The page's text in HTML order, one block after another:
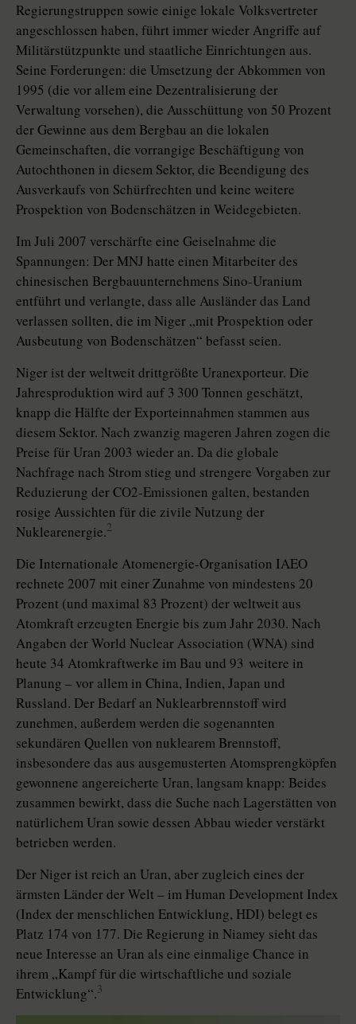
Regierungstruppen sowie einige lokale Volksvertreter
angeschlossen haben, führt immer wieder Angriffe auf
Militärstützpunkte und staatliche Einrichtungen aus.
Seine Forderungen: die Umsetzung der Abkommen von
1995 (die vor allem eine Dezentralisierung der
Verwaltung vorsehen), die Ausschüttung von 50 Prozent
der Gewinne aus dem Bergbau an die lokalen
Gemeinschaften, die vorrangige Beschäftigung von
Autochthonen in diesem Sektor, die Beendigung des
Ausverkaufs von Schürfrechten und keine weitere
Prospektion von Bodenschätzen in Weidegebieten.
Im Juli 2007 verschärfte eine Geiselnahme die
Spannungen: Der MNJ hatte einen Mitarbeiter des
chinesischen Bergbauunternehmens Sino-Uranium
entführt und verlangte, dass alle Ausländer das Land
verlassen sollten, die im Niger „mit Prospektion oder
Ausbeutung von Bodenschätzen“ befasst seien.
Niger ist der weltweit drittgrößte Uranexporteur. Die
Jahresproduktion wird auf 3 300 Tonnen geschätzt,
knapp die Hälfte der Exporteinnahmen stammen aus
diesem Sektor. Nach zwanzig mageren Jahren zogen die
Preise für Uran 2003 wieder an. Da die globale
Nachfrage nach Strom stieg und strengere Vorgaben zur
Reduzierung der CO2-Emissionen galten, bestanden
rosige Aussichten für die zivile Nutzung der
Nuklearenergie.2
Die Internationale Atomenergie-Organisation IAEO
rechnete 2007 mit einer Zunahme von mindestens 20
Prozent (und maximal 83 Prozent) der weltweit aus
Atomkraft erzeugten Energie bis zum Jahr 2030. Nach
Angaben der World Nuclear Association (WNA) sind
heute 34 Atomkraftwerke im Bau und 93 weitere in
Planung – vor allem in China, Indien, Japan und
Russland. Der Bedarf an Nuklearbrennstoff wird
zunehmen, außerdem werden die sogenannten
sekundären Quellen von nuklearem Brennstoff,
insbesondere das aus ausgemusterten Atomsprengköpfen
gewonnene angereicherte Uran, langsam knapp: Beides
zusammen bewirkt, dass die Suche nach Lagerstätten von
natürlichem Uran sowie dessen Abbau wieder verstärkt
betrieben werden.
Der Niger ist reich an Uran, aber zugleich eines der
ärmsten Länder der Welt – im Human Development Index
(Index der menschlichen Entwicklung, HDI) belegt es
Platz 174 von 177. Die Regierung in Niamey sieht das
neue Interesse an Uran als eine einmalige Chance in
ihrem „Kampf für die wirtschaftliche und soziale
Entwicklung“.3